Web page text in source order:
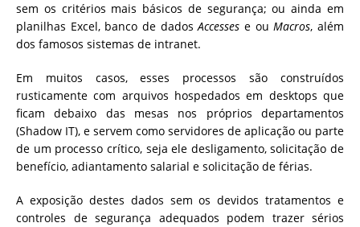
sem os critérios mais básicos de segurança; ou ainda em
planilhas Excel, banco de dadosAccesses e ouMacros, além
dos famosos sistemas de intranet.
Em muitos casos, esses processos são construídos
rusticamente com arquivos hospedados em desktops que
ficam debaixo das mesas nos próprios departamentos
(Shadow IT), e servem como servidores de aplicação ou parte
de um processo crítico, seja ele desligamento, solicitação de
benefício, adiantamento salarial e solicitação de férias.
A exposição destes dados sem os devidos tratamentos e
controles de segurança adequados podem trazer sérios